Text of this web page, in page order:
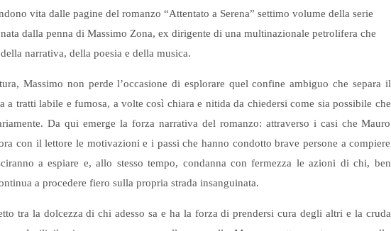
vita dalle pagine del romanzo “Attentato a Serena” settimo volume della serie
dalla penna di Massimo Zona, ex dirigente di una multinazionale petrolifera che
narrativa, della poesia e della musica.
Massimo non perde l’occasione di esplorare quel confine ambiguo che separa il
a tratti labile e fumosa, a volte così chiara e nitida da chiedersi come sia possibile che
Da qui emerge la forza narrativa del romanzo: attraverso i casi che Mauro
con il lettore le motivazioni e i passi che hanno condotto brave persone a compiere
a espiare e, allo stesso tempo, condanna con fermezza le azioni di chi, ben
a procedere fiero sulla propria strada insanguinata.
tra la dolcezza di chi adesso sa e ha la forza di prendersi cura degli altri e la cruda